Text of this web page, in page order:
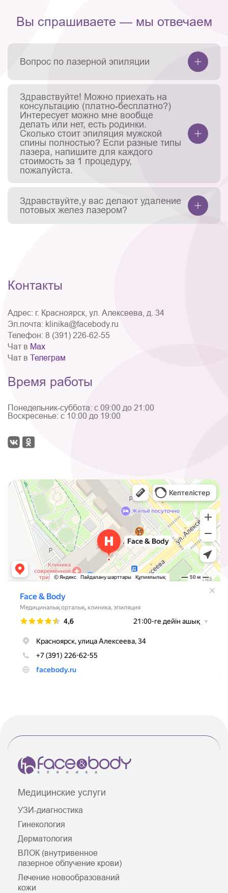
Вы спрашиваете — мы отвечаем
Вопрос по лазерной эпиляции
Здравствуйте! Можно приехать на
консультацию (платно-бесплатно?)
Интересует можно мне вообще
делать или нет, есть родинки.
Сколько стоит эпиляция мужской
спины полностью? Если разные типы
лазера, напишите для каждого
стоимость за 1 процедуру,
пожалуйста.
Здравствуйте,у вас делают удаление
потовых желез лазером?
Контакты
Адрес: г. Красноярск, ул. Алексеева, д. 34
Эл.почта: klinika@facebody.ru
Телефон: 8 (391) 226-62-55
Чат в Мах
Чат в Телеграм
Время работы
Понедельник-суббота: с 09:00 до 21:00
Воскресенье: с 10:00 до 19:00
Face & Body
Медцентр, клиника в Красноярске
Медицинские услуги
УЗИ-диагностика
Гинекология
Дерматология
ВЛОК (внутривенное
лазерное облучение крови)
Лечение новообразований
кожи